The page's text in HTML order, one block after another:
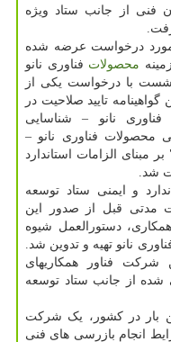
فنی از جانب ستاد ویژه
مورد درخواست عرضه شده
محصولات فناوری نانو
با درخواست یکی از
تایید صلاحیت در
نانو – شناسایی
محصولات فناوری نانو –
مبنای الزامات استاندارد
و ایمنی ستاد توسعه
مدتی قبل از صدور این
دستورالعمل شیوه
نانو تهیه و تدوین شد.
شرکت فناور همکاریهای
از جانب ستاد توسعه
بار در کشور، یک شرکت
انجام بازرسی های فنی